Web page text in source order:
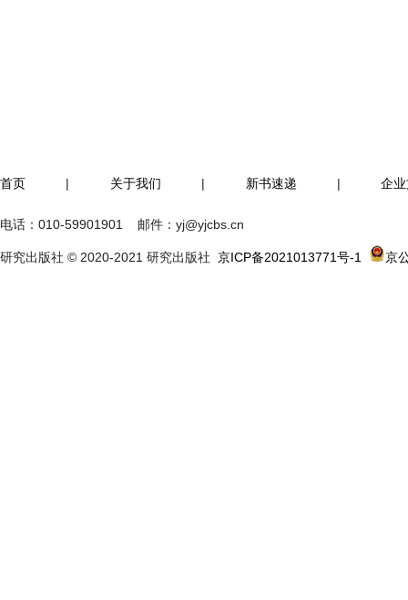
首页 | 关于我们 | 新书速递 | 企
电话： 010-59901901 邮件： yj@yjcbs.cn
研究出版社 © 2020-2021 研究出版社 京ICP备2021013771号-1 京